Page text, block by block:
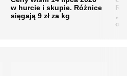
w hurcie i skupie. Różnice
sięgają 9 zł za kg